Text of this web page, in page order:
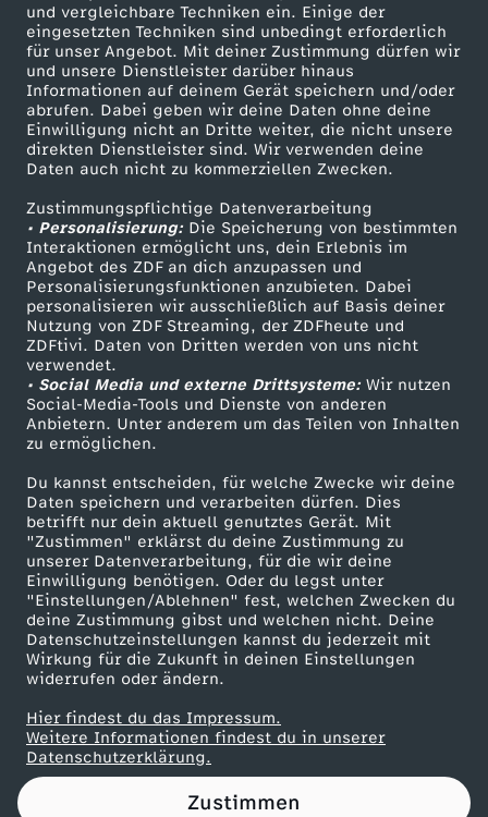
und vergleichbare Techniken ein. Einige der
eingesetzten Techniken sind unbedingt erforderlich
für unser Angebot. Mit deiner Zustimmung dürfen wir
und unsere Dienstleister darüber hinaus
Informationen auf deinem Gerät speichern und/oder
abrufen. Dabei geben wir deine Daten ohne deine
Einwilligung nicht an Dritte weiter, die nicht unsere
direkten Dienstleister sind. Wir verwenden deine
Daten auch nicht zu kommerziellen Zwecken.
Zustimmungspflichtige Datenverarbeitung
• Personalisierung:Die Speicherung von bestimmten
Interaktionen ermöglicht uns, dein Erlebnis im
Angebot des ZDF an dich anzupassen und
Personalisierungsfunktionen anzubieten. Dabei
personalisieren wir ausschließlich auf Basis deiner
Nutzung von ZDF Streaming, der ZDFheute und
ZDFtivi. Daten von Dritten werden von uns nicht
verwendet.
• Social Media und externe Drittsysteme:Wir nutzen
Social-Media-Tools und Dienste von anderen
Anbietern. Unter anderem um das Teilen von Inhalten
zu ermöglichen.
Du kannst entscheiden, für welche Zwecke wir deine
Daten speichern und verarbeiten dürfen. Dies
betrifft nur dein aktuell genutztes Gerät. Mit
"Zustimmen" erklärst du deine Zustimmung zu
unserer Datenverarbeitung, für die wir deine
Einwilligung benötigen. Oder du legst unter
"Einstellungen/Ablehnen" fest, welchen Zwecken du
deine Zustimmung gibst und welchen nicht. Deine
Datenschutzeinstellungen kannst du jederzeit mit
Wirkung für die Zukunft in deinen Einstellungen
widerrufen oder ändern.
Hier findest du das Impressum.
Weitere Informationen findest du in unserer
Datenschutzerklärung.
Zustimmen
g
e
s
s
e
n
b
e
s
t
e
l
l
e
n
Mehr ZDF
ZDF-Apps
Smart TV
ZDFtext
Livestreams
Sendungen A-Z
TV-Programm
Service
ZDFmitreden
Kontakt zum ZDF
Tickets
Zuschauerservice
Hilfe
ZDF Unternehmen
Karriere
ZDF goes Schule
Werbefernsehen
Mainzelmännchen
Partner